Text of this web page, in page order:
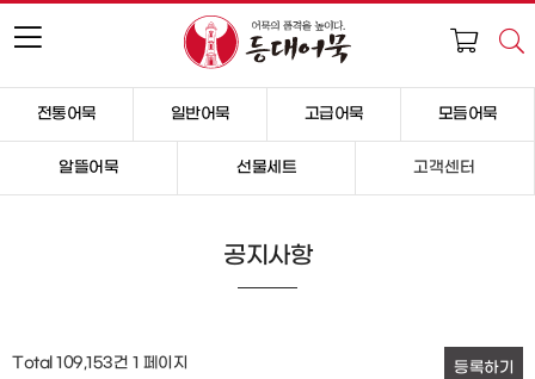
전통어묵 일반어묵 고급어묵 모듬어묵
알뜰어묵 선물세트 고객센터
공지사항
Total 109,153건 1 페이지 등록하기